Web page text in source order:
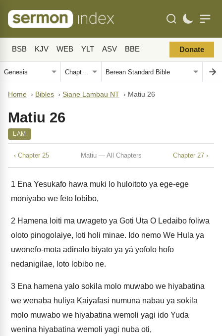
BSB KJV WEB YLT ASV BBE Donate
Home › Bibles › Siane Lambau NT › Matiu 26
Matiu 26
LAM
‹ Chapter 25 Matiu — All Chapters Chapter 27 ›
1 Ena Yesukafo hawa muki lo huloitoto ya ege-ege
moniyabo we feto lobibo,
2 Hamena loiti ma uwageto ya Goti Uta O Ledaibo foliwa
oloto pinogolaiye, loti holi minae. Ido nemo We Hula ya
uwonefo-mota adinalo biyato ya yá yofolo hofo
nedanigilae, loto lobibo ne.
3 Ena hamena yalo sokila molo muwabo we hiyabatina
we wenaba huliya Kaiyafasi numuna nabau ya sokila
molo muwabo we hiyabatina wemoli yagi ido Yuda
wenina hiyabatina wemoli yagi nuba oti,